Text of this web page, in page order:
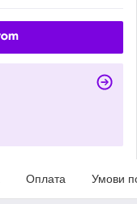
Оплата Умови